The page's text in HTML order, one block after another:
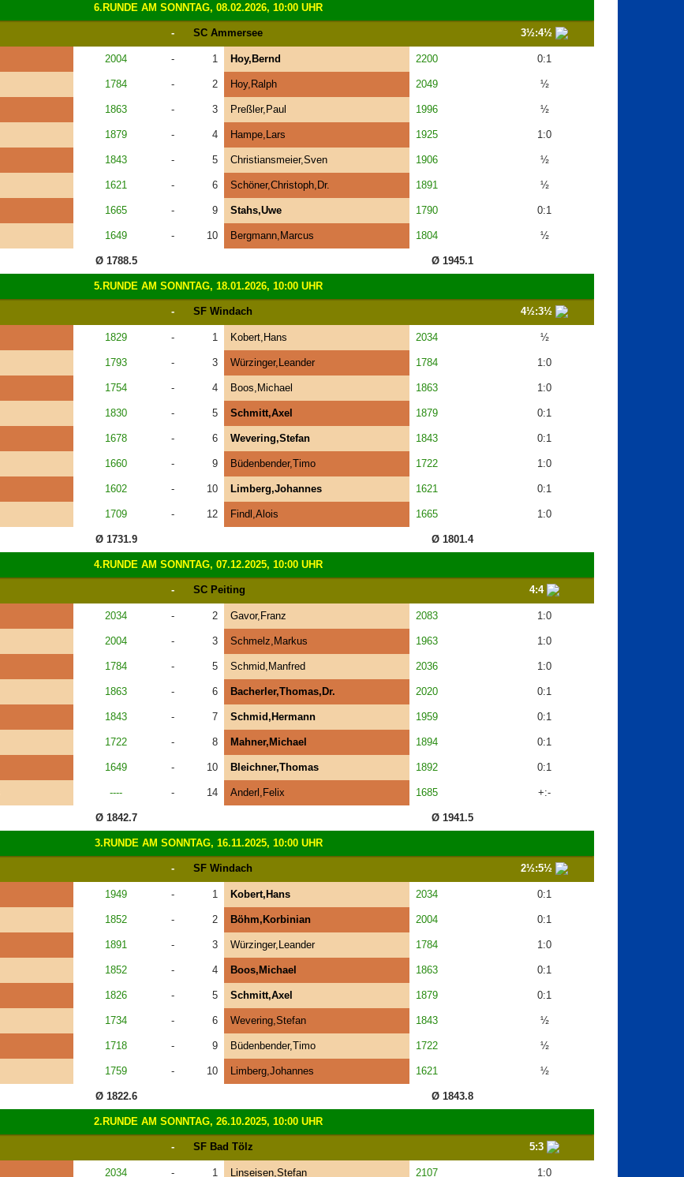
6.RUNDE AM SONNTAG, 08.02.2026, 10:00 UHR
- SC Ammersee 3½:4½
2004 - 1 Hoy,Bernd 2200 0:1
1784 - 2 Hoy,Ralph 2049 ½
1863 - 3 Preßler,Paul 1996 ½
1879 - 4 Hampe,Lars 1925 1:0
1843 - 5 Christiansmeier,Sven 1906 ½
1621 - 6 Schöner,Christoph,Dr. 1891 ½
1665 - 9 Stahs,Uwe 1790 0:1
1649 - 10 Bergmann,Marcus 1804 ½
Ø 1788.5 Ø 1945.1
5.RUNDE AM SONNTAG, 18.01.2026, 10:00 UHR
- SF Windach 4½:3½
1829 - 1 Kobert,Hans 2034 ½
1793 - 3 Würzinger,Leander 1784 1:0
1754 - 4 Boos,Michael 1863 1:0
1830 - 5 Schmitt,Axel 1879 0:1
1678 - 6 Wevering,Stefan 1843 0:1
1660 - 9 Büdenbender,Timo 1722 1:0
1602 - 10 Limberg,Johannes 1621 0:1
1709 - 12 Findl,Alois 1665 1:0
Ø 1731.9 Ø 1801.4
4.RUNDE AM SONNTAG, 07.12.2025, 10:00 UHR
- SC Peiting 4:4
2034 - 2 Gavor,Franz 2083 1:0
2004 - 3 Schmelz,Markus 1963 1:0
1784 - 5 Schmid,Manfred 2036 1:0
1863 - 6 Bacherler,Thomas,Dr. 2020 0:1
1843 - 7 Schmid,Hermann 1959 0:1
1722 - 8 Mahner,Michael 1894 0:1
1649 - 10 Bleichner,Thomas 1892 0:1
---- - 14 Anderl,Felix 1685 +:-
Ø 1842.7 Ø 1941.5
3.RUNDE AM SONNTAG, 16.11.2025, 10:00 UHR
- SF Windach 2½:5½
1949 - 1 Kobert,Hans 2034 0:1
1852 - 2 Böhm,Korbinian 2004 0:1
1891 - 3 Würzinger,Leander 1784 1:0
1852 - 4 Boos,Michael 1863 0:1
1826 - 5 Schmitt,Axel 1879 0:1
1734 - 6 Wevering,Stefan 1843 ½
1718 - 9 Büdenbender,Timo 1722 ½
1759 - 10 Limberg,Johannes 1621 ½
Ø 1822.6 Ø 1843.8
2.RUNDE AM SONNTAG, 26.10.2025, 10:00 UHR
- SF Bad Tölz 5:3
2034 - 1 Linseisen,Stefan 2107 1:0